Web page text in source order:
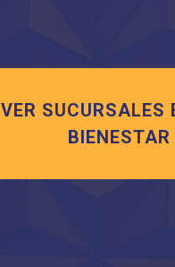
VER SUCURSALES
BIENESTAR